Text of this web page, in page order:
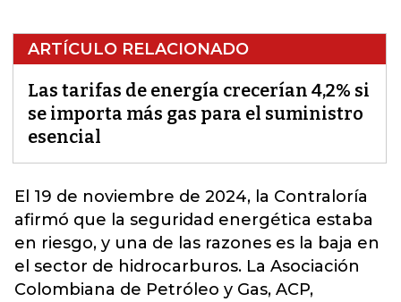
ARTÍCULO RELACIONADO
Las tarifas de energía crecerían 4,2% si
se importa más gas para el suministro
esencial
El 19 de noviembre de 2024, la Contraloría
afirmó que la seguridad energética estaba
en riesgo, y una de las razones es la baja en
el sector de hidrocarburos. La Asociación
Colombiana de Petróleo y Gas, ACP,